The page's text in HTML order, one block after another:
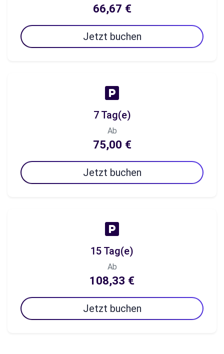
66,67 €
Jetzt buchen
7 Tag(e)
Ab
75,00 €
Jetzt buchen
15 Tag(e)
Ab
108,33 €
Jetzt buchen